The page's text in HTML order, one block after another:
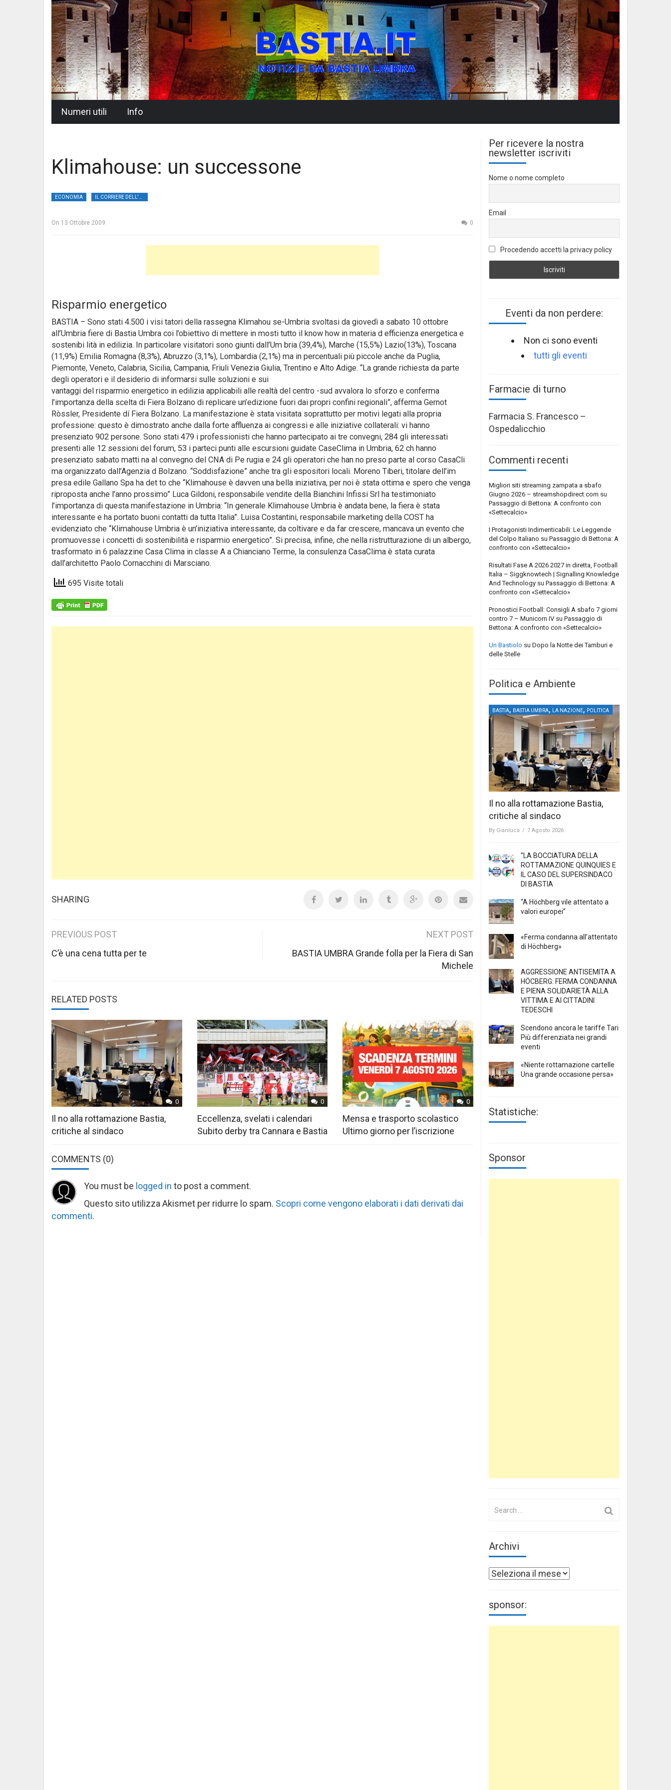
Numeri utili Info
Klimahouse: un successone
ECONOMIA
On 13 Ottobre 2009 0
Risparmio energetico
BASTIA – Sono stati 4.500 i visi tatori della rassegna Klimahou se-Umbria svoltasi da giovedì a sabato 10 ottobre
all’Umbria fiere di Bastia Umbra coi l’obiettivo di mettere in mosti tutto il know how in materia d efficienza energetica e
sostenibi lità in edilizia. In particolare visitatori sono giunti dall’Um bria (39,4%), Marche (15,5%) Lazio(13%), Toscana
(11,9%) Emilia Romagna (8,3%), Abruzzo (3,1%), Lombardia (2,1%) ma in percentuali più piccole anche da Puglia,
Piemonte, Veneto, Calabria, Sicilia, Campania, Friuli Venezia Giulia, Trentino e Alto Adige. “La grande richiesta da parte
degli operatori e il desiderio di informarsi sulle soluzioni e sui
vantaggi del risparmio energetico in edilizia applicabili alle realtà del centro -sud avvalora lo sforzo e conferma
l’importanza della scelta di Fiera Bolzano di replicare un’edizione fuori dai propri confini regionali”, afferma Gernot
Ròssler, Presidente dí Fiera Bolzano. La manifestazione è stata visitata soprattutto per motivi legati alla propria
professione: questo è dimostrato anche dalla forte affluenza ai congressi e alle iniziative collaterali: vi hanno
presenziato 902 persone. Sono stati 479 i professionisti che hanno partecipato ai tre convegni, 284 gli interessati
presenti alle 12 sessioni del forum, 53 i parteci punti alle escursioni guidate CaseClima in Umbria, 62 ch hanno
presenziato sabato matti na al convegno del CNA di Pe rugia e 24 gli operatori che han no preso parte al corso CasaCli
ma organizzato dall’Agenzia d Bolzano. “Soddisfazione” anche tra gIi espositori locali. Moreno Tiberi, titolare dell’im
presa edile Gallano Spa ha det to che “Klimahouse è davven una bella iniziativa, per noi è stata ottima e spero che venga
riproposta anche l’anno prossimo” Luca Gildoni, responsabile vendite della Bianchini Infissi Srl ha testimoniato
l’importanza di questa manifestazione in Umbria: “In generale Klimahouse Umbria è andata bene, la fiera è stata
interessante e ha portato buoni contatti da tutta Italia”. Luisa Costantini, responsabile marketing della COST ha
evidenziato che “Klimahouse Umbria è un’iniziativa interessante, da coltivare e da far crescere, mancava un evento che
promuovesse i concetti di sostenibilità e risparmio energetico”. Si precisa, infine, che nella ristrutturazione di un albergo,
trasformato in 6 palazzine Casa Clima in classe A a Chianciano Terme, la consulenza CasaClima è stata curata
dall’architetto Paolo Cornacchini di Marsciano.
695 Visite totali
SHARING
Post
navigation
PREVIOUS POST
C’è una cena tutta per te
NEXT POST
BASTIA UMBRA Grande folla per la Fiera di San
Michele
RELATED POSTS
0
Il no alla rottamazione Bastia,
critiche al sindaco
0
Eccellenza, svelati i calendari
Subito derby tra Cannara e Bastia
0
Mensa e trasporto scolastico
Ultimo giorno per l’iscrizione
COMMENTS (0)
You must be logged in to post a comment.
Questo sito utilizza Akismet per ridurre lo spam. Scopri come vengono elaborati i dati derivati dai
commenti.
Per ricevere la nostra
newsletter iscriviti
Nome o nome completo
Email
Procedendo accetti la privacy policy
Eventi da non perdere:
Non ci sono eventi
tutti gli eventi
Farmacie di turno
Farmacia S. Francesco –
Ospedalicchio
Commenti recenti
Migliori siti streaming zampata a sbafo
Giugno 2026 – streamshopdirect.com su
Passaggio di Bettona: A confronto con
«Settecalcio»
I Protagonisti Indimenticabili: Le Leggende
del Colpo Italiano su Passaggio di Bettona: A
confronto con «Settecalcio»
Risultati Fase A 2026 2027 in diretta, Football
Italia – Siggknowtech | Signalling Knowledge
And Technology su Passaggio di Bettona: A
confronto con «Settecalcio»
Pronostici Football: Consigli A sbafo 7 giorni
contro 7 – Municorn IV su Passaggio di
Bettona: A confronto con «Settecalcio»
Un Bastiolo su Dopo la Notte dei Tamburi e
delle Stelle
Politica e Ambiente
BASTIA, BASTIA UMBRA, LA NAZIONE, POLITICA
Il no alla rottamazione Bastia,
critiche al sindaco
By Gianluca / 7 Agosto 2026
“LA BOCCIATURA DELLA
ROTTAMAZIONE QUINQUIES E
IL CASO DEL SUPERSINDACO
DI BASTIA
“A Höchberg vile attentato a
valori europei”
«Ferma condanna all’attentato
di Höchberg»
AGGRESSIONE ANTISEMITA A
HÖCBERG: FERMA CONDANNA
E PIENA SOLIDARIETÀ ALLA
VITTIMA E AI CITTADINI
TEDESCHI
Scendono ancora le tariffe Tari
Più differenziata nei grandi
eventi
«Niente rottamazione cartelle
Una grande occasione persa»
Statistiche:
Sponsor
Archivi
Archivi
sponsor: